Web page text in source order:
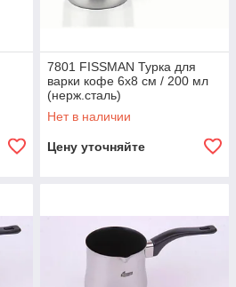
7801 FISSMAN Турка для
варки кофе 6x8 см / 200 мл
(нерж.сталь)
Нет в наличии
Цену уточняйте